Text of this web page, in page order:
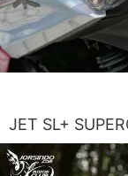
JET SL+